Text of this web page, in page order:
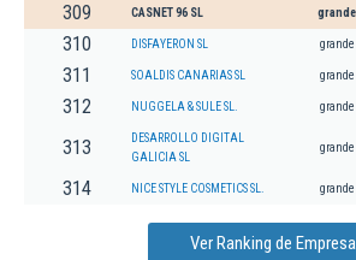
309 CASNET 96 SL grande
310 DISFAYERON SL grande
311 SOALDIS CANARIAS SL grande
312 NUGGELA & SULE SL. grande
313
DESARROLLO DIGITAL
GALICIA SL
grande
314 NICE STYLE COSMETICS SL. grande
Ver Ranking de